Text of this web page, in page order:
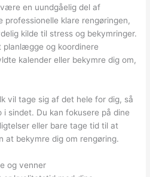
en uundgåelig del af
professionelle klare rengøringen,
kilde til stress og bekymringer.
og koordinere
kalender eller bekymre dig om,
vil tage sig af det hele for dig, så
sindet. Du kan fokusere på dine
eller bare tage tid til at
at bekymre dig om rengøring.
og venner